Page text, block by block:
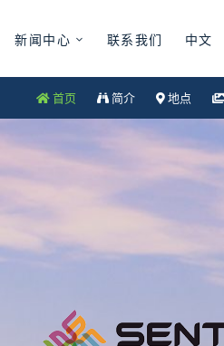
新闻中心 联系我们 中文
首页 简介 地点